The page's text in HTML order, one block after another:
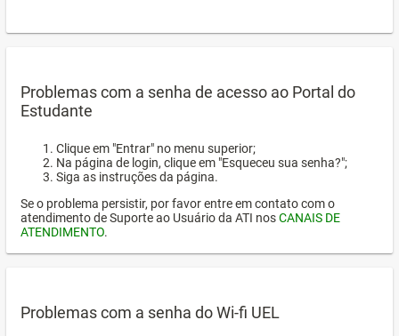
Problemas com a senha de acesso ao Portal do
Estudante
Clique em "Entrar" no menu superior;
Na página de login, clique em "Esqueceu sua senha?";
Siga as instruções da página.
Se o problema persistir, por favor entre em contato com o
atendimento de Suporte ao Usuário da ATI nosCANAIS DE
ATENDIMENTO.
Problemas com a senha do Wi-fi UEL